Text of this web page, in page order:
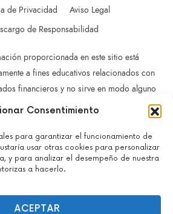
Consentimiento
para garantizar el funcionamiento de
usar otras cookies para personalizar
y para analizar el desempeño de nuestra
a hacerlo.
ACEPTAR
de Privacidad
Aviso Legal
de Responsabilidad
proporcionada en este sitio está
a fines educativos relacionados con
financieros y no sirve en modo alguno
específica de inversión,
general similar en relación con el
de instrumentos de inversión.
en este sitio no está dirigida a